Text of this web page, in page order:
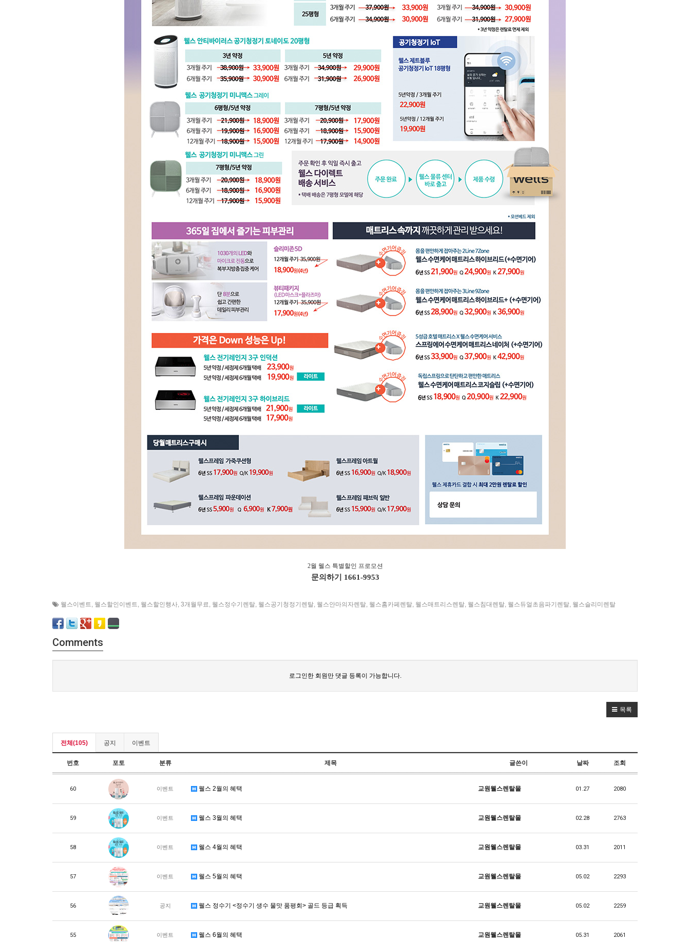
2월 웰스 특별할인 프로모션
문의하기 1661-9953
웰스이벤트, 웰스할인이벤트, 웰스할인행사, 3개월무료, 웰스정수기렌탈, 웰스공기청정기렌탈, 웰스안마의자렌탈, 웰스홈카페렌탈, 웰스매트리스렌탈, 웰스침대렌탈, 웰스듀얼초음파기렌탈, 웰스슬리미렌탈
Comments
로그인한 회원만 댓글 등록이 가능합니다.
목록
전체(105) 공지 이벤트
번호 포토 분류 제목 글쓴이 날짜 조회
60 이벤트 웰스 2월의 혜택 교원웰스렌탈몰 01.27 2080
59 이벤트 웰스 3월의 혜택 교원웰스렌탈몰 02.28 2763
58 이벤트 웰스 4월의 혜택 교원웰스렌탈몰 03.31 2011
57 이벤트 웰스 5월의 혜택 교원웰스렌탈몰 05.02 2293
56 공지 웰스 정수기 <정수기 생수 물맛 품평회> 골드 등급 획득 교원웰스렌탈몰 05.02 2259
55 이벤트 웰스 6월의 혜택 교원웰스렌탈몰 05.31 2061